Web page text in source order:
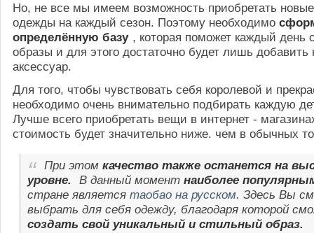
Но, не все мы имеем возможность приобретать
одежды на каждый сезон. Поэтому необходимо
определённую базу , которая поможет каждый день
образы и для этого достаточно будет лишь добавить
аксессуар.
Для того, чтобы чувствовать себя королевой и
необходимо очень внимательно подбирать каждую
Лучше всего приобретать вещи в интернет -
стоимость будет значительно ниже. чем в обычных
При этомкачество также останется на
уровне. В данный момент наиболее
стране является таобао на русском. Здесь Вы
выбрать для себя одежду, благодаря которой
создать свой уникальный и стильный образ.